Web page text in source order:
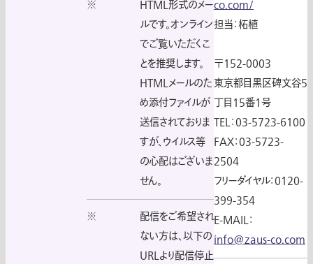
※
HTML形式のメー
ルです。オンライン
でご覧いただくこ
とを推奨します。
HTMLメールのた
め添付ファイルが
送信されておりま
すが、ウイルス等
の心配はございま
せん。
※
配信をご希望され
ない方は、以下の
URLより配信停止
co.com/
担当：柘植
〒152-0003
東京都目黒区碑文谷5
丁目15番1号
TEL：03-5723-6100
FAX：03-5723-
2504
フリーダイヤル：0120-
399-354
E-MAIL：
info@zaus-co.com